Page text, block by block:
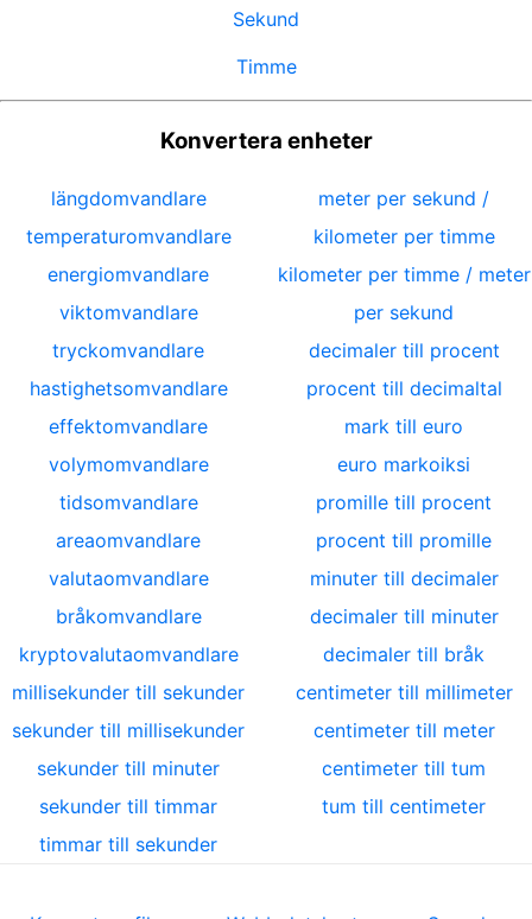
Sekund
Timme
Konvertera enheter
längdomvandlare
temperaturomvandlare
energiomvandlare
viktomvandlare
tryckomvandlare
hastighetsomvandlare
effektomvandlare
volymomvandlare
tidsomvandlare
areaomvandlare
valutaomvandlare
bråkomvandlare
kryptovalutaomvandlare
millisekunder till sekunder
sekunder till millisekunder
sekunder till minuter
sekunder till timmar
timmar till sekunder
meter per sekund /
kilometer per timme
kilometer per timme / meter
per sekund
decimaler till procent
procent till decimaltal
mark till euro
euro markoiksi
promille till procent
procent till promille
minuter till decimaler
decimaler till minuter
decimaler till bråk
centimeter till millimeter
centimeter till meter
centimeter till tum
tum till centimeter